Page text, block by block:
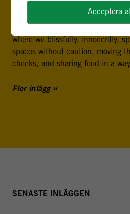
What is the last ‘normal’ thing
the extreme year of 2020, many
where we blissfully, innocently,
spaces without caution, moving
cheeks, and sharing food in a
Fler inlägg
SENASTE INLÄGGEN
Acceptera